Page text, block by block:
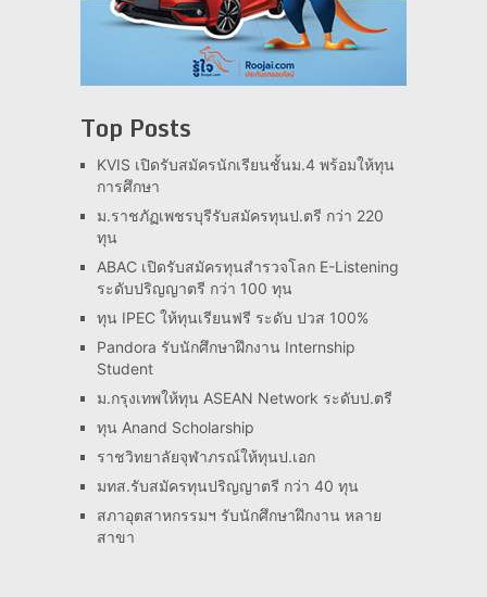
Top Posts
KVIS เปิดรับสมัครนักเรียนชั้นม.4 พร้อมให้ทุน
การศึกษา
ม.ราชภัฏเพชรบุรีรับสมัครทุนป.ตรี กว่า 220
ทุน
ABAC เปิดรับสมัครทุนสำรวจโลก E-Listening
ระดับปริญญาตรี กว่า 100 ทุน
ทุน IPEC ให้ทุนเรียนฟรี ระดับ ปวส 100%
Pandora รับนักศึกษาฝึกงาน Internship
Student
ม.กรุงเทพให้ทุน ASEAN Network ระดับป.ตรี
ทุน Anand Scholarship
ราชวิทยาลัยจุฬาภรณ์ให้ทุนป.เอก
มทส.รับสมัครทุนปริญญาตรี กว่า 40 ทุน
สภาอุตสาหกรรมฯ รับนักศึกษาฝึกงาน หลาย
สาขา